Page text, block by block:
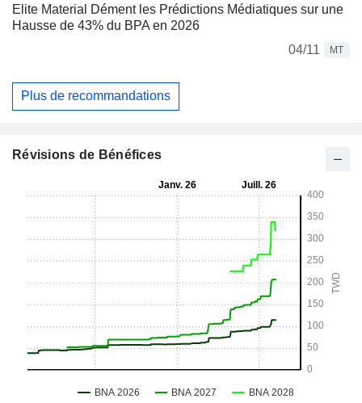
Elite Material Dément les Prédictions Médiatiques sur une
Hausse de 43% du BPA en 2026
04/11
MT
Plus de recommandations
Révisions de Bénéfices